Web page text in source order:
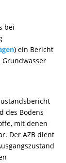
bei
) ein Bericht
Grundwasser
des Bodens
mit denen
Der AZB dient